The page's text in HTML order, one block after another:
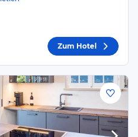
Zum Hotel